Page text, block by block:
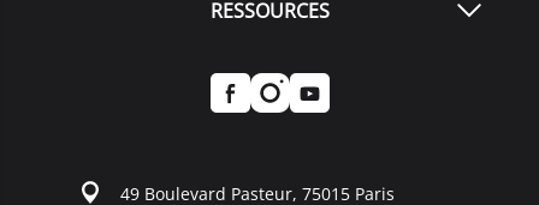
RESSOURCES
49 Boulevard Pasteur, 75015 Paris